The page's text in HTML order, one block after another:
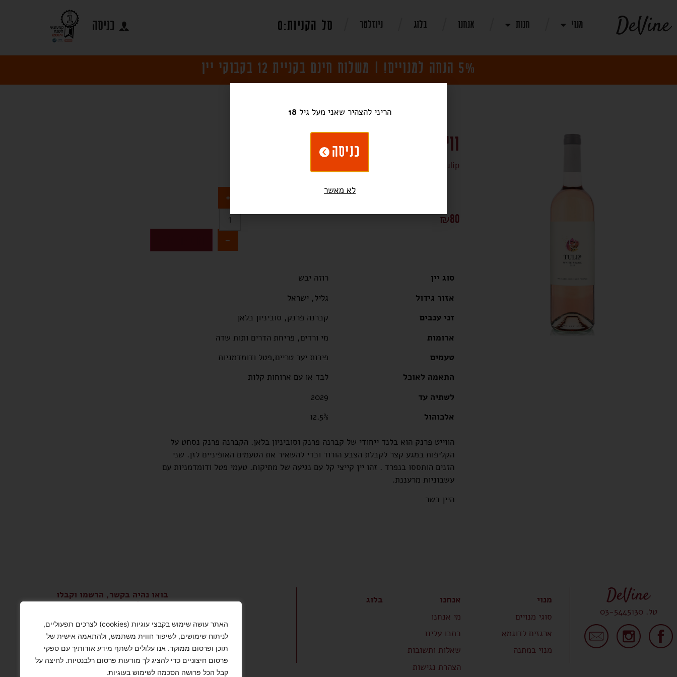
האתר עושה שימוש בקבצי עוגיות (cookies) לצרכים תפעוליים,
לניתוח שימושים, לשיפור חווית משתמש, ולהתאמה אישית של
תוכן ופרסום ממוקד. אנו עלולים לשתף מידע אודותיך עם ספקי
פרסום חיצוניים כדי להציג לך מודעות פרסום רלבנטיות. לחיצה על
קבל הכל פרושה הסכמה לשימוש בעוגיות.
מנוי חנות אנחנו בלוג ניוזלטר 0 כניסה
5% הנחה למנויים! | משלוח חינם בקניית 12 בקבוקי יין
ווייט פרנק 2025, יקב טוליפ
White Franc 2025, Tulip
₪80
+
-
סוג יין
רוזה יבש
אזור גידול
גליל, ישראל
זני ענבים
קברנה פרנק, סוביניון בלאן
ארומות
מי ורדים, פריחת הדרים ותות שדה
טעמים
פירות יער טריים,פטל ודומדמניות
התאמה לאוכל
לבד או עם ארוחות קלות
לשתיה עד
2029
אלכוהול
12.5%
הווייט פרנק הוא בלנד ייחודי של קברנה פרנק וסוביניון בלאן. הקברנה פרנק נסחט על
הקליפות במגע קצר לקבלת הצבע הורוד וכדי להשאיר את הטעמים האופיניים לזן. שני
הזנים הותססו בנפרד . זהו יין קייצי קל עם נגיעה של מתיקות. טעמי פטל ודומדמניות עם
עשבוניות מרעננת.
היין כשר
טל. 03-5445130
מנוי
סוגי מנויים
ארגזים לדוגמא
מנוי במתנה
אנחנו
מי אנחנו
כתבו עלינו
שאלות ותשובות
הצהרת נגישות
בלוג
בואו נהיה בקשר, הרשמו וקבלו
עדכונים!
שלח
אזהרה: צריכה מופרזת של אלכוהול
מסכנת חיים ומזיקה לבריאות
הריני להצהיר שאני מעל גיל 18
כניסה
לא מאשר